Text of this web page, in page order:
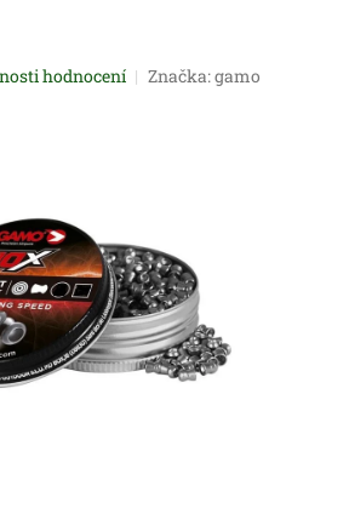
hodnocení Značka:gamo